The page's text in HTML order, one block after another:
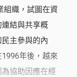
組織，試圖在資
結與共享概
主參與的內
年後，越來
協助因應在經